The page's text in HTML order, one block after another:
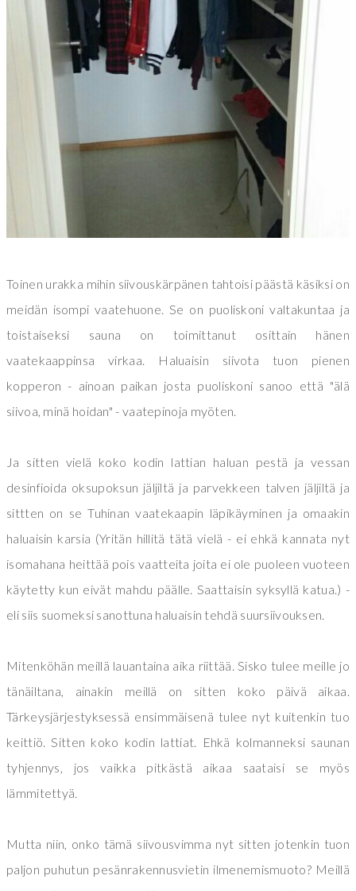
Toinen urakka mihin siivouskärpänen tahtoisi päästä käsiksi on
meidän isompi vaatehuone. Se on puoliskoni valtakuntaa ja
toistaiseksi sauna on toimittanut osittain hänen
vaatekaappinsa virkaa. Haluaisin siivota tuon pienen
kopperon - ainoan paikan josta puoliskoni sanoo että "älä
siivoa, minä hoidan" - vaatepinoja myöten.
Ja sitten vielä koko kodin lattian haluan pestä ja vessan
desinfioida oksupoksun jäljiltä ja parvekkeen talven jäljiltä ja
sittten on se Tuhinan vaatekaapin läpikäyminen ja omaakin
haluaisin karsia (Yritän hillitä tätä vielä - ei ehkä kannata nyt
isomahana heittää pois vaatteita joita ei ole puoleen vuoteen
käytetty kun eivät mahdu päälle. Saattaisin syksyllä katua.) -
eli siis suomeksi sanottuna haluaisin tehdä suursiivouksen.
Mitenköhän meillä lauantaina aika riittää. Sisko tulee meille jo
tänäiltana, ainakin meillä on sitten koko päivä aikaa.
Tärkeysjärjestyksessä ensimmäisenä tulee nyt kuitenkin tuo
keittiö. Sitten koko kodin lattiat. Ehkä kolmanneksi saunan
tyhjennys, jos vaikka pitkästä aikaa saataisi se myös
lämmitettyä.
Mutta niin, onko tämä siivousvimma nyt sitten jotenkin tuon
paljon puhutun pesänrakennusvietin ilmenemismuoto? Meillä